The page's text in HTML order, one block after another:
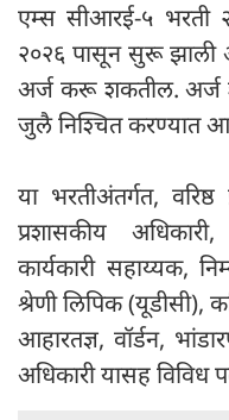
एम्स सीआरई-५ भरती
२०२६ पासून सुरू झाली
अर्ज करू शकतील. अर्ज
जुलै निश्चित करण्यात
या भरतीअंतर्गत,
प्रशासकीय
कार्यकारी सहाय्यक,
श्रेणी लिपिक (यूडीसी),
आहारतज्ञ, वॉर्डन,
अधिकारी यासह विविध